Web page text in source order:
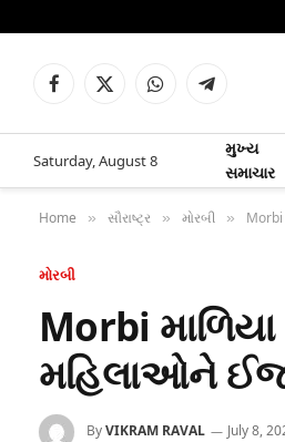
Facebook
X
WhatsAppTelegram
Saturday, August 8
મુખ્ય
સમાચાર
Home » સૌરાષ્ટ્ર » મોરબી » Morbi
મોરબી
Morbi
મહિલાઓને
ByVIKRAM RAVAL July 8,